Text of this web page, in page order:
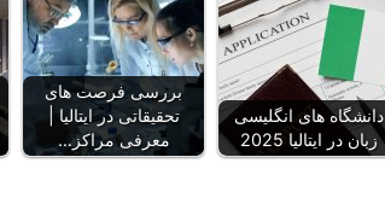
بررسی فرصت‌ های
تحقیقاتی در ایتالیا |
معرفی مراکز…
دانشگاه های انگلیسی
زبان در ایتالیا 2025